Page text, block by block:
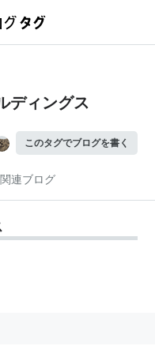
ディングス
このタグでブログを書く
関連ブログ